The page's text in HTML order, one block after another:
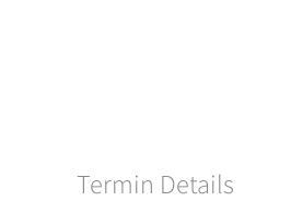
Termin Details